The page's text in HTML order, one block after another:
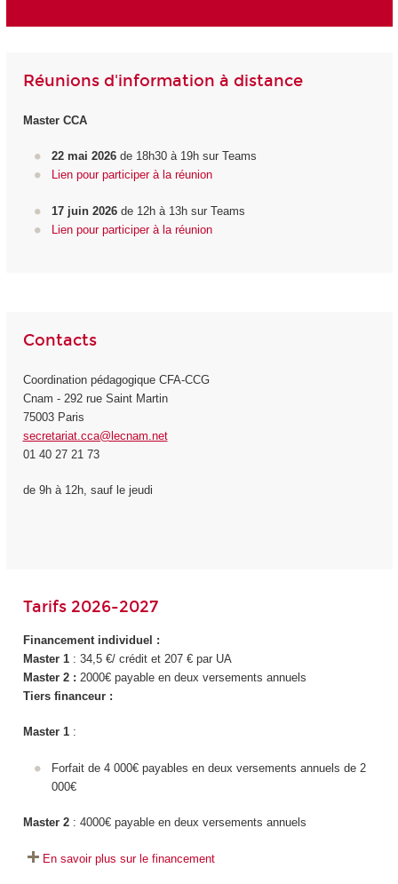
Réunions d'information à distance
Master CCA
22 mai 2026 de 18h30 à 19h sur Teams
Lien pour participer à la réunion
17 juin 2026 de 12h à 13h sur Teams
Lien pour participer à la réunion
Contacts
Coordination pédagogique CFA-CCG
Cnam - 292 rue Saint Martin
75003 Paris
secretariat.cca@lecnam.net
01 40 27 21 73
de 9h à 12h, sauf le jeudi
Tarifs 2026-2027
Financement individuel :
Master 1: 34,5 €/ crédit et 207 € par UA
Master 2 : 2000€ payable en deux versements annuels
Tiers financeur :
Master 1 :
Forfait de 4 000€ payables en deux versements annuels de 2
000€
Master 2 : 4000€ payable en deux versements annuels
En savoir plus sur le financement